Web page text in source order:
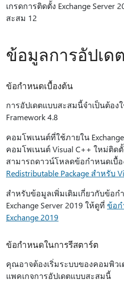
เกรดการติดตั้ง Exchange Server
สะสม 12
ข้อมูลการอัปเด
ข้อกำหนดเบื้องต้น
การอัปเดตแบบสะสมนี้จําเป็นต้องใ
Framework 4.8
คอมโพเนนต์ที่ใช้ภายใน
คอมโพเนนต์ Visual C++ ใหม่ติดตั้
สามารถดาวน์โหลดข้อกําหนดเบื้
Redistributable Package สําหรับ
สําหรับข้อมูลเพิ่มเติมเกี่ยวกับข้อกํ
Exchange Server 2019 ให้ดูที่ ข้อกํ
Exchange 2019
ข้อกำหนดในการรีสตาร์ต
คุณอาจต้องเริ่มระบบของคอมพิว
แพคเกจการอัปเดตแบบสะสมนี้